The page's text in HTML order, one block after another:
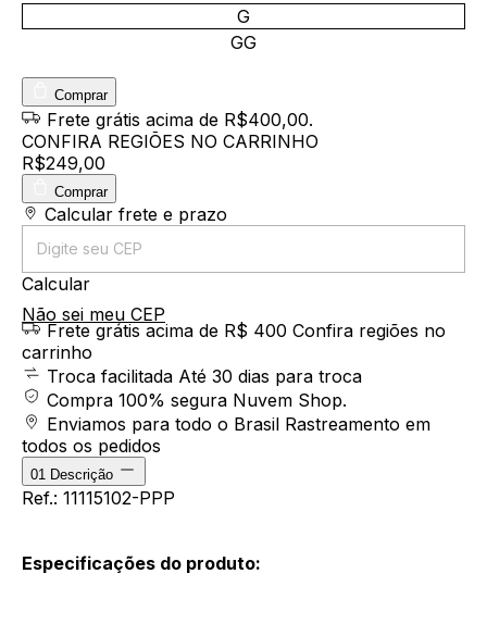
G
GG
Comprar
Frete grátis acima de R$400,00.
CONFIRA REGIÕES NO CARRINHO
R$249,00
Comprar
Entregas para o CEP:
Calcular frete e prazo
Calcular
Não sei meu CEP
Frete grátis acima de R$ 400 Confira regiões no
carrinho
Troca facilitada Até 30 dias para troca
Compra 100% segura Nuvem Shop.
Enviamos para todo o Brasil Rastreamento em
todos os pedidos
01 Descrição
Ref.: 11115102-PPP
Especificações do produto: